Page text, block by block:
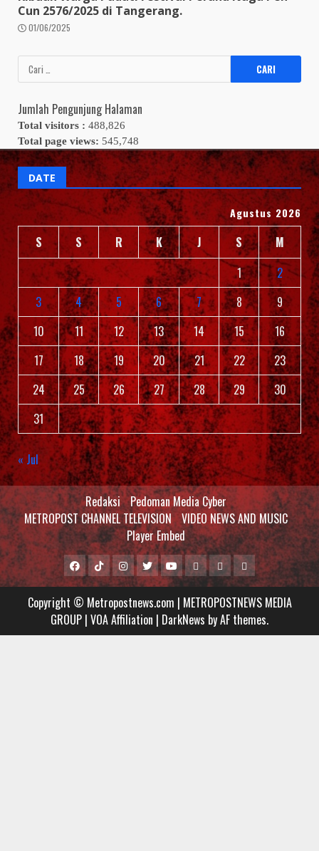
Cun 2576/2025 di Tangerang.
01/06/2025
Cari
untuk:
Jumlah Pengunjung Halaman
Total visitors : 488,826
Total page views: 545,748
DATE
Agustus 2026
S S R K J S
M
1
2
3
4 5 6 7 8
9
10
11 12 13 14 15
16
17
18 19 20 21 22
23
24
25 26 27 28 29
30
31
« Jul
Redaksi Pedoman Media Cyber
METROPOST CHANNEL TELEVISION VIDEO NEWS AND MUSIC
Player Embed
Facebook
Tiktok
Metropostnews
Media
Group
Instagram
TwitterYoutubeMCTVVIDEO
NEWS
AND
MUSIC
Player
Embed
Copyright © Metropostnews.com | METROPOSTNEWS MEDIA
GROUP | VOA Affiliation | DarkNews by AF themes.